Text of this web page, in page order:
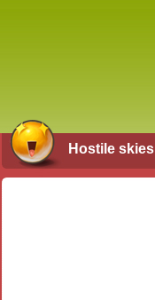
Hostile skies